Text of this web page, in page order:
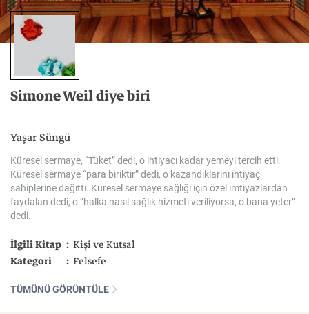
SimoneWeildiyebiri
Yaşar Süngü
Küresel sermaye, “Tüket” dedi, o ihtiyacı kadar yemeyi tercih etti.
Küresel sermaye “para biriktir” dedi, o kazandıklarını ihtiyaç
sahiplerine dağıttı. Küresel sermaye sağlığı için özel imtiyazlardan
faydalan dedi, o “halka nasıl sağlık hizmeti veriliyorsa, o bana yeter”
dedi.
İlgili Kitap
Kişi ve Kutsal
Kategori
Felsefe
TÜMÜNÜ GÖRÜNTÜLE